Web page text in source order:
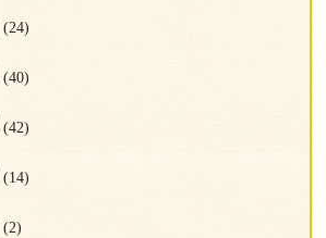
(24)
(40)
(42)
(14)
(2)